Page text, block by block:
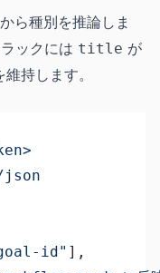
から種別を推論しま
ックには title が
持します。
id" ],